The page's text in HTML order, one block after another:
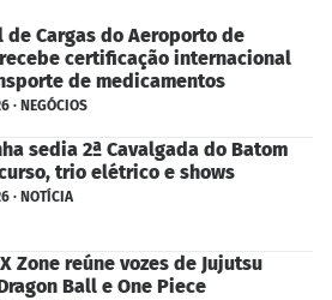
de Cargas do Aeroporto de
certificação internacional
de medicamentos
· NEGÓCIOS
sedia 2ª Cavalgada do Batom
trio elétrico e shows
· NOTÍCIA
Zone reúne vozes de Jujutsu
Ball e One Piece